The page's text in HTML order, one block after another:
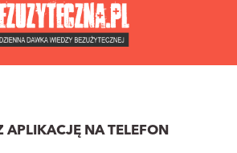
APLIKACJĘ NA TELEFON